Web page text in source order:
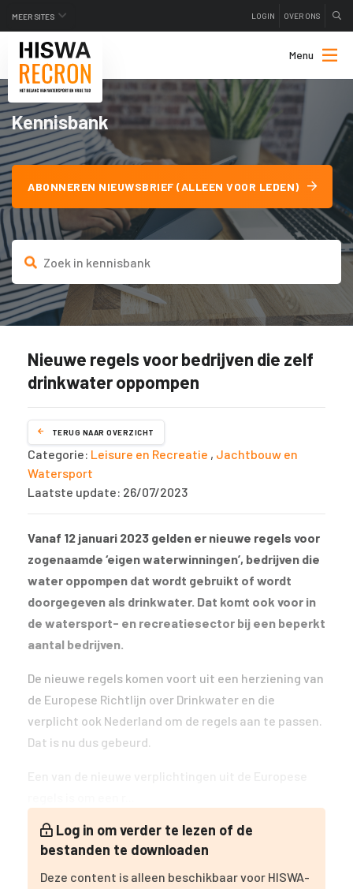
MEER SITES LOGIN OVER ONS
Menu
Kennisbank
ABONNEREN NIEUWSBRIEF (ALLEEN VOOR LEDEN)
Nieuwe regels voor bedrijven die zelf
drinkwater oppompen
TERUG NAAR OVERZICHT
Categorie: Leisure en Recreatie , Jachtbouw en
Watersport
Laatste update: 26/07/2023
Vanaf 12 januari 2023 gelden er nieuwe regels voor
zogenaamde ‘eigen waterwinningen’, bedrijven die
water oppompen dat wordt gebruikt of wordt
doorgegeven als drinkwater. Dat komt ook voor in
de watersport- en recreatiesector bij een beperkt
aantal bedrijven.
De nieuwe regels komen voort uit een herziening van
de Europese Richtlijn over Drinkwater en die
verplicht ook Nederland om de regels aan te passen.
Dat is nu dus gebeurd.
Log in om verder te lezen of de
bestanden te downloaden
Deze content is alleen beschikbaar voor HISWA-